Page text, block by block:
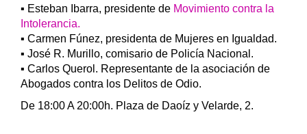
▪️ Esteban Ibarra, presidente de Movimiento contra la
Intolerancia.
▪️ Carmen Fúnez, presidenta de Mujeres en Igualdad.
▪️ José R. Murillo, comisario de Policía Nacional.
▪️ Carlos Querol. Representante de la asociación de
Abogados contra los Delitos de Odio.
De 18:00 A 20:00h. Plaza de Daoíz y Velarde, 2.